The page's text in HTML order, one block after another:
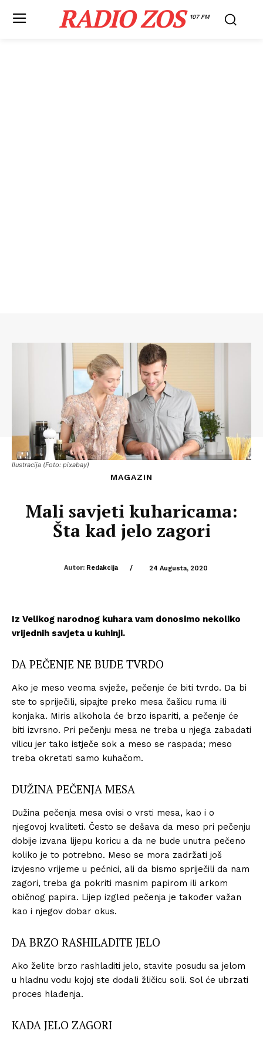
RADIO ZOS 107 FM
Ilustracija (Foto: pixabay)
MAGAZIN
Mali savjeti kuharicama:
Šta kad jelo zagori
Autor: Redakcija / 24 Augusta, 2020
Iz Velikog narodnog kuhara vam donosimo nekoliko
vrijednih savjeta u kuhinji.
DA PEČENJE NE BUDE TVRDO
Ako je meso veoma svježe, pečenje će biti tvrdo. Da bi
ste to spriječili, sipajte preko mesa čašicu ruma ili
konjaka. Miris alkohola će brzo ispariti, a pečenje će
biti izvrsno. Pri pečenju mesa ne treba u njega zabadati
vilicu jer tako istječe sok a meso se raspada; meso
treba okretati samo kuhačom.
DUŽINA PEČENJA MESA
Dužina pečenja mesa ovisi o vrsti mesa, kao i o
njegovoj kvaliteti. Često se dešava da meso pri pečenju
dobije izvana lijepu koricu a da ne bude unutra pečeno
koliko je to potrebno. Meso se mora zadržati još
izvjesno vrijeme u pećnici, ali da bismo spriječili da nam
zagori, treba ga pokriti masnim papirom ili arkom
običnog papira. Lijep izgled pečenja je također važan
kao i njegov dobar okus.
DA BRZO RASHILADITE JELO
Ako želite brzo rashladiti jelo, stavite posudu sa jelom
u hladnu vodu kojoj ste dodali žličicu soli. Sol će ubrzati
proces hlađenja.
KADA JELO ZAGORI